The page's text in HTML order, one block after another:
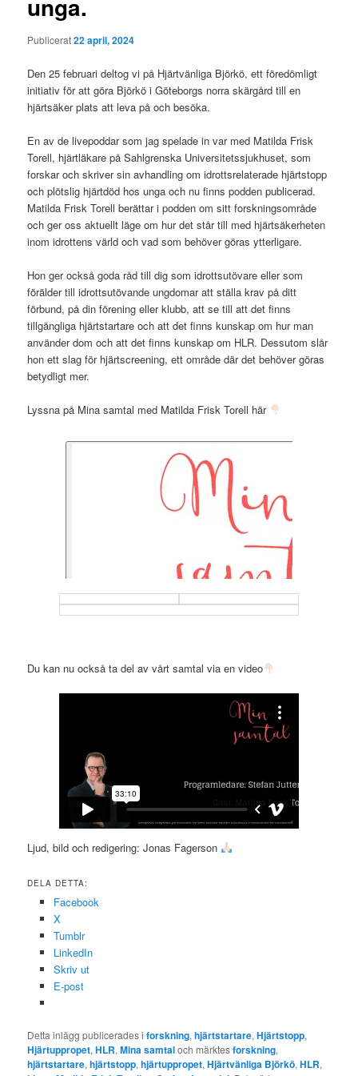
unga.
Publicerat22 april, 2024
Den 25 februari deltog vi på Hjärtvänliga Björkö, ett föredömligt
initiativ för att göra Björkö i Göteborgs norra skärgård till en
hjärtsäker plats att leva på och besöka.
En av de livepoddar som jag spelade in var med Matilda Frisk
Torell, hjärtläkare på Sahlgrenska Universitetssjukhuset, som
forskar och skriver sin avhandling om idrottsrelaterade hjärtstopp
och plötslig hjärtdöd hos unga och nu finns podden publicerad.
Matilda Frisk Torell berättar i podden om sitt forskningsområde
och ger oss aktuellt läge om hur det står till med hjärtsäkerheten
inom idrottens värld och vad som behöver göras ytterligare.
Hon ger också goda råd till dig som idrottsutövare eller som
förälder till idrottsutövande ungdomar att ställa krav på ditt
förbund, på din förening eller klubb, att se till att det finns
tillgängliga hjärtstartare och att det finns kunskap om hur man
använder dom och att det finns kunskap om HLR. Dessutom slår
hon ett slag för hjärtscreening, ett område där det behöver göras
betydligt mer.
Lyssna på Mina samtal med Matilda Frisk Torell här
Du kan nu också ta del av vårt samtal via en video
Ljud, bild och redigering: Jonas Fagerson
DELA DETTA:
Facebook
X
Tumblr
LinkedIn
Skriv ut
E-post
Detta inlägg publicerades iforskning,hjärtstartare,Hjärtstopp,
Hjärtuppropet,HLR,Mina samtaloch märktesforskning,
hjärtstartare,hjärtstopp,hjärtuppropet,Hjärtvänliga Björkö,HLR,